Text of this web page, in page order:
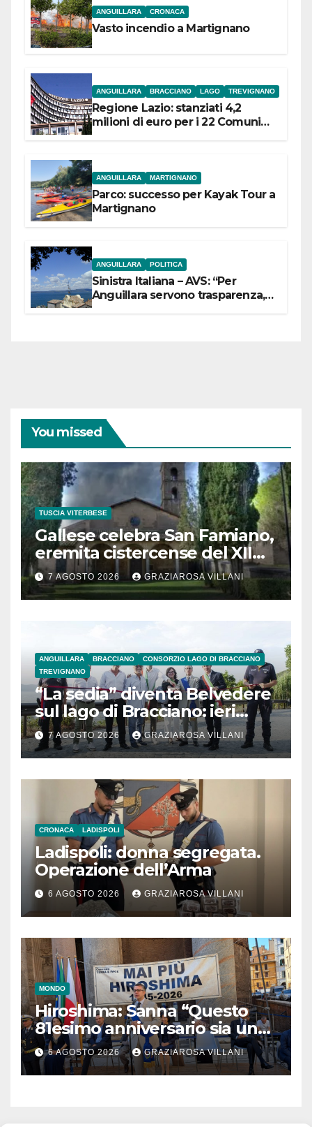
ANGUILLARA CRONACA
Vasto incendio a Martignano
ANGUILLARA BRACCIANO LAGO TREVIGNANO
Regione Lazio: stanziati 4,2
milioni di euro per i 22 Comuni
ANGUILLARA MARTIGNANO
Parco: successo per Kayak Tour a
Martignano
ANGUILLARA POLITICA
Sinistra Italiana – AVS: “Per
Anguillara servono trasparenza,
You missed
TUSCIA VITERBESE
Gallese celebra San Famiano,
eremita cistercense del XII
secolo
7 AGOSTO 2026 GRAZIAROSA VILLANI
ANGUILLARA BRACCIANO
CONSORZIO LAGO DI BRACCIANO
TREVIGNANO
“La sedia” diventa Belvedere
sul lago di Bracciano: ieri
l’inaugurazione
7 AGOSTO 2026 GRAZIAROSA VILLANI
CRONACA LADISPOLI
Ladispoli: donna segregata.
Operazione dell’Arma
6 AGOSTO 2026 GRAZIAROSA VILLANI
MONDO
Hiroshima: Sanna “Questo
81esimo anniversario sia un
monito per tutti”
6 AGOSTO 2026 GRAZIAROSA VILLANI